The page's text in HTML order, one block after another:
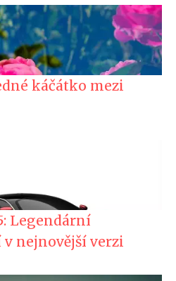
káčátko mezi
Legendární
nejnovější verzi